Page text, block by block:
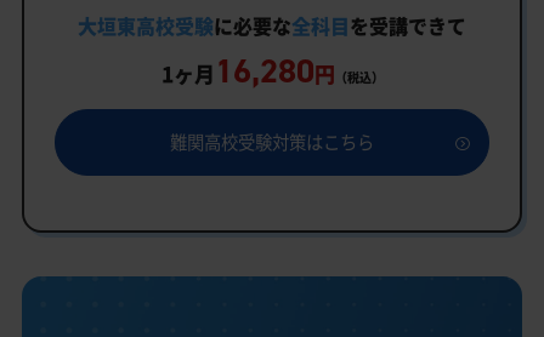
大垣東高校受験に必要な全科目を受講できて
1ヶ月 16,280円 （税込）
難関高校受験対策はこちら